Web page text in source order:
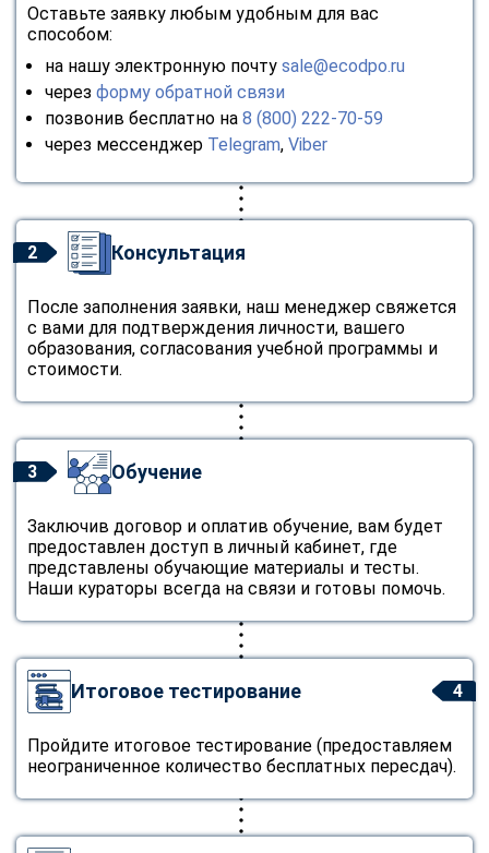
Оставьте заявку любым удобным для вас
способом:
на нашу электронную почту sale@ecodpo.ru
через форму обратной связи
позвонив бесплатно на 8 (800) 222-70-59
через мессенджер Telegram, Viber
2 Консультация
После заполнения заявки, наш менеджер свяжется
с вами для подтверждения личности, вашего
образования, согласования учебной программы и
стоимости.
3 Обучение
Заключив договор и оплатив обучение, вам будет
предоставлен доступ в личный кабинет, где
представлены обучающие материалы и тесты.
Наши кураторы всегда на связи и готовы помочь.
4
Итоговое тестирование
Пройдите итоговое тестирование (предоставляем
неограниченное количество бесплатных пересдач).